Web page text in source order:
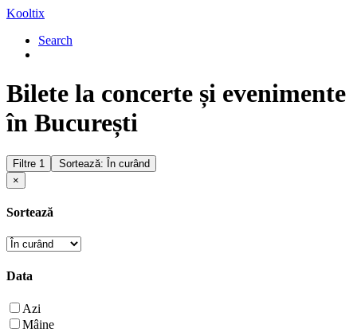
Kooltix
Search
Bilete la concerte și evenimente
în București
Filtre 1
Sortează: În curând
×
Sortează
Data
Azi
Mâine